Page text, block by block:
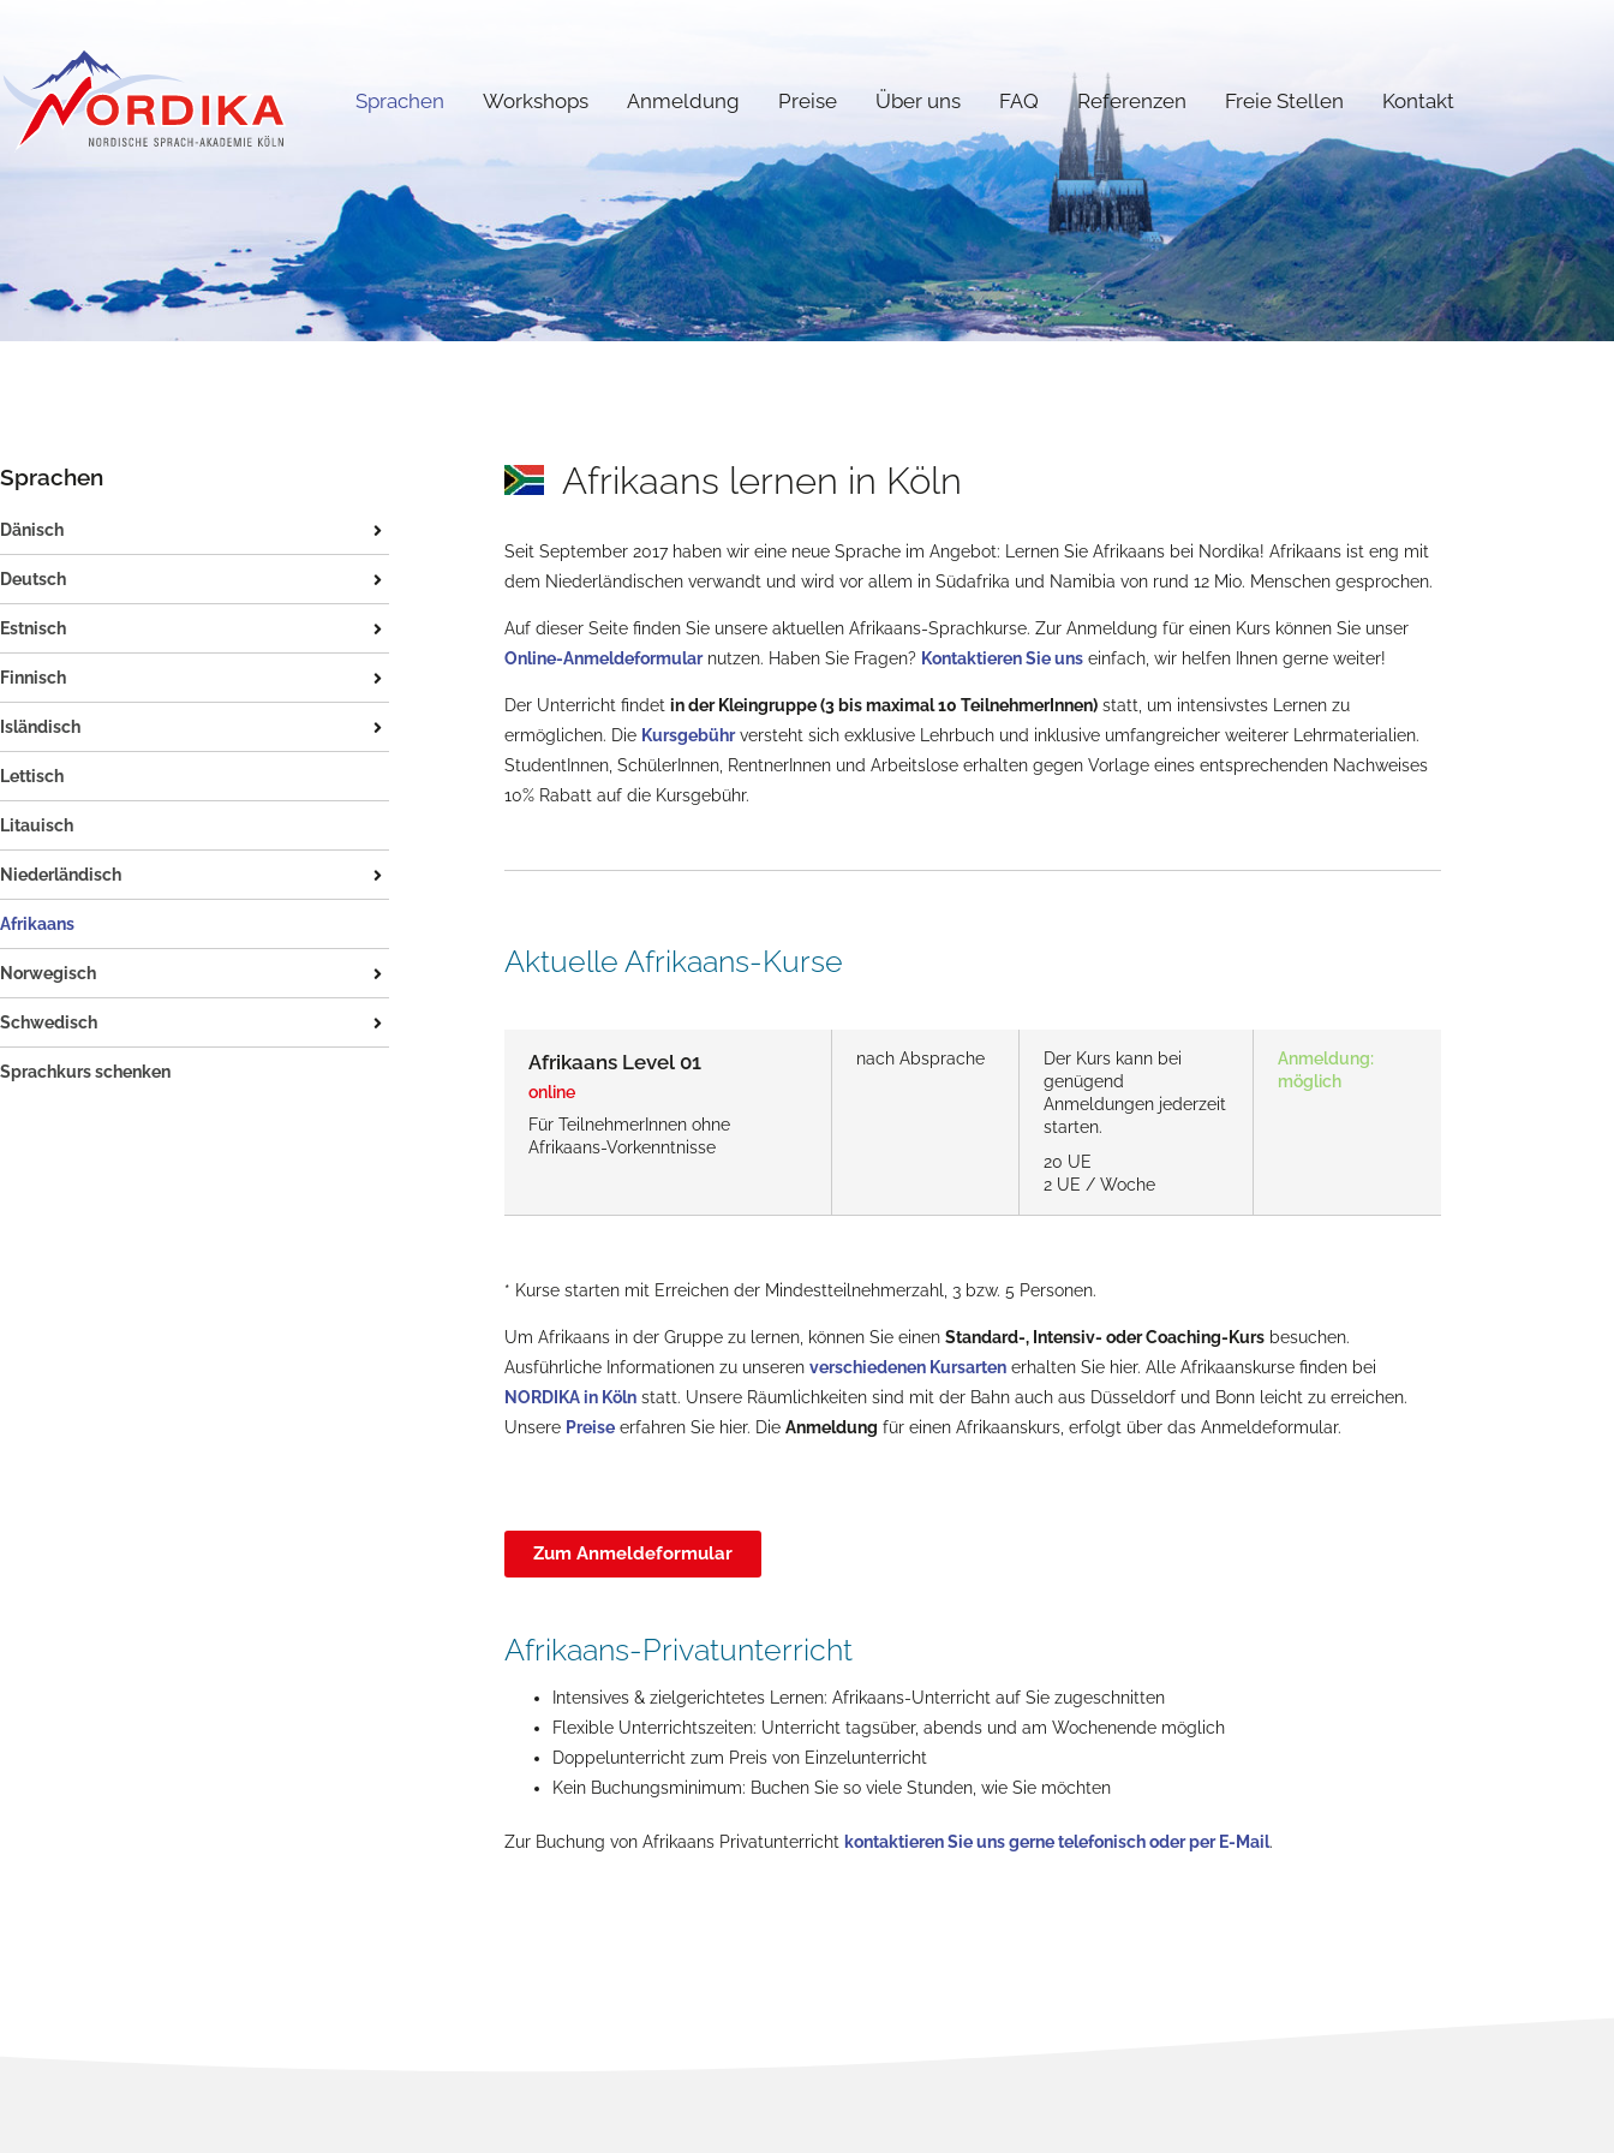
Sprachen Workshops Anmeldung Preise Über uns FAQ Referenzen Freie Stellen Kontakt
Sprachen
Dänisch
Einzel- und Doppelunterricht
Die dänische Sprache
Deutsch
Tysk / saksa
Tysk for nordmenn
Estnisch
Einzel- und Doppelunterricht
Finnisch
Einzel- und Doppelunterricht
Die finnische Sprache
Isländisch
Isländischkurse auf Island
Einzel- und Doppelunterricht
Die isländische Sprache
Lettisch
Litauisch
Niederländisch
CNaVT
Einzel- und Doppelunterricht
Die niederländische Sprache
Afrikaans
Norwegisch
Norwegischkurse in Norwegen
Einzel- und Doppelunterricht
Schwedisch
Schwedischkurse in Schweden
Sprachkurs schenken
Afrikaans lernen in Köln
Seit September 2017 haben wir eine neue Sprache im Angebot: Lernen Sie Afrikaans bei Nordika! Afrikaans ist eng mit
dem Niederländischen verwandt und wird vor allem in Südafrika und Namibia von rund 12 Mio. Menschen gesprochen.
Auf dieser Seite finden Sie unsere aktuellen Afrikaans-Sprachkurse. Zur Anmeldung für einen Kurs können Sie unser
Online-Anmeldeformularnutzen. Haben Sie Fragen? Kontaktieren Sie uns einfach, wir helfen Ihnen gerne weiter!
Der Unterricht findet in der Kleingruppe (3 bis maximal 10 TeilnehmerInnen) statt, um intensivstes Lernen zu
ermöglichen. Die Kursgebührversteht sich exklusive Lehrbuch und inklusive umfangreicher weiterer Lehrmaterialien.
StudentInnen, SchülerInnen, RentnerInnen und Arbeitslose erhalten gegen Vorlage eines entsprechenden Nachweises
10% Rabatt auf die Kursgebühr.
Aktuelle Afrikaans-Kurse
Afrikaans Level 01
online
Für TeilnehmerInnen ohne
Afrikaans-Vorkenntnisse
nach Absprache
Der Kurs kann bei
genügend
Anmeldungen jederzeit
starten.
20 UE
2 UE / Woche
Anmeldung:
möglich
* Kurse starten mit Erreichen der Mindestteilnehmerzahl, 3 bzw. 5 Personen.
Um Afrikaans in der Gruppe zu lernen, können Sie einen Standard-, Intensiv- oder Coaching-Kurs besuchen.
Ausführliche Informationen zu unseren verschiedenen Kursarten erhalten Sie hier. Alle Afrikaanskurse finden bei
NORDIKA in Köln statt. Unsere Räumlichkeiten sind mit der Bahn auch aus Düsseldorf und Bonn leicht zu erreichen.
Unsere Preise erfahren Sie hier. Die Anmeldung für einen Afrikaanskurs, erfolgt über das Anmeldeformular.
Zum Anmeldeformular
Afrikaans-Privatunterricht
Intensives & zielgerichtetes Lernen: Afrikaans-Unterricht auf Sie zugeschnitten
Flexible Unterrichtszeiten: Unterricht tagsüber, abends und am Wochenende möglich
Doppelunterricht zum Preis von Einzelunterricht
Kein Buchungsminimum: Buchen Sie so viele Stunden, wie Sie möchten
Zur Buchung von Afrikaans Privatunterricht kontaktieren Sie uns gerne telefonisch oder per E-Mail.